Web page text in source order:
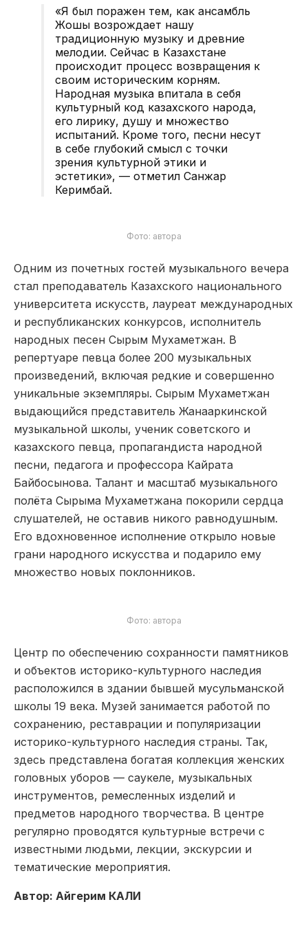
«Я был поражен тем, как ансамбль
Жошы возрождает нашу
традиционную музыку и древние
мелодии. Сейчас в Казахстане
происходит процесс возвращения к
своим историческим корням.
Народная музыка впитала в себя
культурный код казахского народа,
его лирику, душу и множество
испытаний. Кроме того, песни несут
в себе глубокий смысл с точки
зрения культурной этики и
эстетики», — отметил Санжар
Керимбай.
Фото: автора
Одним из почетных гостей музыкального вечера
стал преподаватель Казахского национального
университета искусств, лауреат международных
и республиканских конкурсов, исполнитель
народных песен Сырым Мухаметжан. В
репертуаре певца более 200 музыкальных
произведений, включая редкие и совершенно
уникальные экземпляры. Сырым Мухаметжан
выдающийся представитель Жанааркинской
музыкальной школы, ученик советского и
казахского певца, пропагандиста народной
песни, педагога и профессора Кайрата
Байбосынова. Талант и масштаб музыкального
полёта Сырыма Мухаметжана покорили сердца
слушателей, не оставив никого равнодушным.
Его вдохновенное исполнение открыло новые
грани народного искусства и подарило ему
множество новых поклонников.
Фото: автора
Центр по обеспечению сохранности памятников
и объектов историко-культурного наследия
расположился в здании бывшей мусульманской
школы 19 века. Музей занимается работой по
сохранению, реставрации и популяризации
историко-культурного наследия страны. Так,
здесь представлена богатая коллекция женских
головных уборов — саукеле, музыкальных
инструментов, ремесленных изделий и
предметов народного творчества. В центре
регулярно проводятся культурные встречи с
известными людьми, лекции, экскурсии и
тематические мероприятия.
Автор: Айгерим КАЛИ